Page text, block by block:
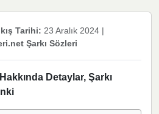
Tarihi: 23 Aralık 2024 |
Şarkı Sözleri
Detaylar, Şarkı